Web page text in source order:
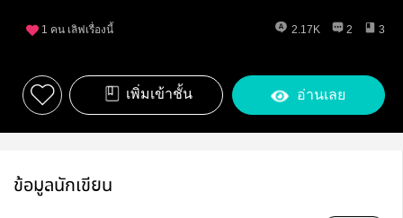
1 คน เลิฟเรื่องนี้ 2.17K 2 3
เพิ่มเข้าชั้น อ่านเลย
ข้อมูลนักเขียน